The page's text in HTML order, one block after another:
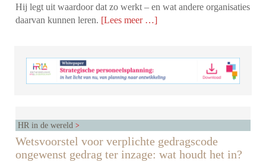
Hij legt uit waardoor dat zo werkt – en wat andere organisaties
daarvan kunnen leren. [Lees meer …]
HR in de wereld
Wetsvoorstel voor verplichte gedragscode
ongewenst gedrag ter inzage: wat houdt het in?